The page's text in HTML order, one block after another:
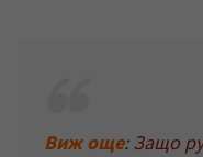
Виж още:Защо